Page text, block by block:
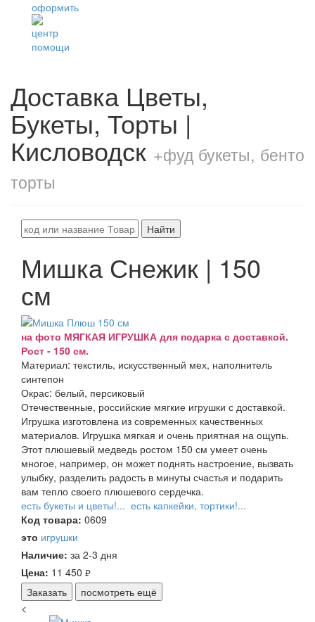
Доставка Цветы,
Букеты, Торты |
Кисловодск +фуд букеты, бенто
торты
Найти
Мишка Снежик | 150
см
на фото МЯГКАЯ ИГРУШКА для подарка с доставкой.
Рост - 150 см.
Материал: текстиль, искусственный мех, наполнитель
синтепон
Окрас: белый, персиковый
Отечественные, российские мягкие игрушки с доставкой.
Игрушка изготовлена из современных качественных
материалов. Игрушка мягкая и очень приятная на ощупь.
Этот плюшевый медведь ростом 150 см умеет очень
многое, например, он может поднять настроение, вызвать
улыбку, разделить радость в минуты счастья и подарить
вам тепло своего плюшевого сердечка.
есть букеты и цветы!... есть капкейки, тортики!...
Код товара: 0609
это игрушки
Наличие: за 2-3 дня
Цена: 11 450 руб.
Заказать
посмотреть ещё
<